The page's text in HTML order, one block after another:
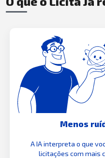
Menos
A IA interpreta o que
licitações com mais